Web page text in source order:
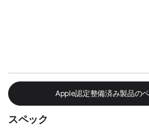
Apple認定整備済み製品の
スペック